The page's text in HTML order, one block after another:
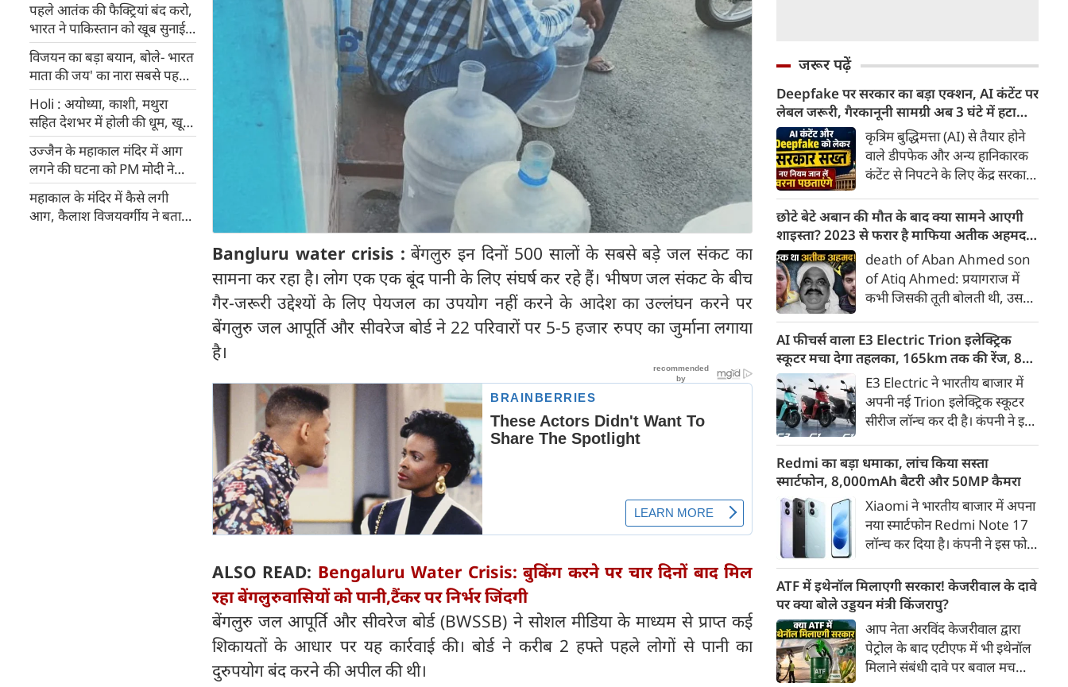
पहले आतंक की फैक्ट्रियां बंद करो,
भारत ने पाकिस्तान को खूब सुनाई
खरी-खरी
विजयन का बड़ा बयान, बोले- भारत
माता की जय' का नारा सबसे पहले
एक मुस्लिम ने दिया, क्या संघ
परिवार इसे त्याग देगा
Holi : अयोध्या, काशी, मथुरा
सहित देशभर में होली की धूम, खूब
उड़े रंग गुलाल
उज्जैन के महाकाल मंदिर में आग
लगने की घटना को PM मोदी ने
बताया दर्दनाक, CM मोहन यादव ने
कही यह बात
महाकाल के मंदिर में कैसे लगी
आग, कैलाश विजयवर्गीय ने बताया
Bangluru water crisis : बेंगलुरु इन दिनों 500 सालों के सबसे बड़े जल संकट का
सामना कर रहा है। लोग एक एक बूंद पानी के लिए संघर्ष कर रहे हैं। भीषण जल संकट के बीच
गैर-जरूरी उद्देश्यों के लिए पेयजल का उपयोग नहीं करने के आदेश का उल्लंघन करने पर
बेंगलुरु जल आपूर्ति और सीवरेज बोर्ड ने 22 परिवारों पर 5-5 हजार रुपए का जुर्माना लगाया
है।
ALSO READ: Bengaluru Water Crisis: बुकिंग करने पर चार दिनों बाद मिल
रहा बेंगलुरुवासियों को पानी,टैंकर पर निर्भर जिंदगी
बेंगलुरु जल आपूर्ति और सीवरेज बोर्ड (BWSSB) ने सोशल मीडिया के माध्यम से प्राप्त कई
शिकायतों के आधार पर यह कार्रवाई की। बोर्ड ने करीब 2 हफ्ते पहले लोगों से पानी का
दुरुपयोग बंद करने की अपील की थी।
जरूर पढ़ें
Deepfake पर सरकार का बड़ा एक्शन, AI कंटेंट पर
लेबल जरूरी, गैरकानूनी सामग्री अब 3 घंटे में हटानी
होगी, नए नियम जान लें वरना पछताएंगे
कृत्रिम बुद्धिमत्ता (AI) से तैयार होने
वाले डीपफेक और अन्य हानिकारक
कंटेंट से निपटने के लिए केंद्र सरकार
किया है। सरकार ने AI से तैयार कंटेंट
पर स्पष्ट लेबल और पहचान योग्य
मेटाडेटा उपलब्ध कराना अनिवार्य
किया है। साथ ही, सरकारी या
न्यायालय के आदेश के आधार पर
गैरकानूनी जानकारी हटाने की
समयसीमा 36 घंटे से घटाकर 3 घंटे
कर दी गई है।
छोटे बेटे अबान की मौत के बाद क्या सामने आएगी
शाइस्ता? 2023 से फरार है माफिया अतीक अहमद
की पत्नी
death of Aban Ahmed son
of Atiq Ahmed: प्रयागराज में
कभी जिसकी तूती बोलती थी, उस
अहमद के कुनबे पर कानून और
किस्मत की दोहरी मार पड़ रही है।
जिस झांसी जिले में अप्रैल 2023 में
अतीक के एनकाउंटर में मारे गए बेटे
असद की सांसें थमी थीं, उसी झांसी में
अब उसके छोटे बेटे अबान की भीषण
सड़क दुर्घटना में जान चली गई है।
AI फीचर्स वाला E3 Electric Trion इलेक्ट्रिक
स्कूटर मचा देगा तहलका, 165km तक की रेंज, 8
साल की बैटरी वारंटी, कीमत जानेंगे तो हो जाएंगे
हैरान
E3 Electric ने भारतीय बाजार में
अपनी नई Trion इलेक्ट्रिक स्कूटर
सीरीज लॉन्च कर दी है। कंपनी ने इसे
पेश किया है। Trion की शुरुआती
कीमत 99,999 रुपए (एक्स-शोरूम,
बेंगलुरु) रखी गई है। फिलहाल इसकी
बुकिंग बेंगलुरु के ग्राहकों के लिए
कंपनी की आधिकारिक वेबसाइट के
जरिए शुरू की गई है। आने वाले समय
में इसे दूसरे शहरों में भी उपलब्ध
कराया जाएगा।
Redmi का बड़ा धमाका, लांच किया सस्ता
स्मार्टफोन, 8,000mAh बैटरी और 50MP कैमरा
Xiaomi ने भारतीय बाजार में अपना
नया स्मार्टफोन Redmi Note 17
लॉन्च कर दिया है। कंपनी ने इस फोन
डिस्प्ले, 8,000mAh की बड़ी बैटरी
और Qualcomm Snapdragon
चिपसेट के साथ पेश किया है। फोन में
50MP का मेन कैमरा दिया गया है।
इसके अलावा Redmi Note 17 में
Corning Gorilla Glass 7i
ATF में इथेनॉल मिलाएगी सरकार! केजरीवाल के दावे
पर क्या बोले उड्डयन मंत्री किंजरापु?
आप नेता अरविंद केजरीवाल द्वारा
पेट्रोल के बाद एटीएफ में भी इथेनॉल
मिलाने संबंधी दावे पर बवाल मच